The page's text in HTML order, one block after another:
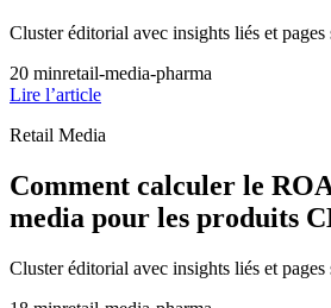
Cluster éditorial avec insights liés et pages
20 minretail-media-pharma
Lire l’article
Retail Media
Comment calculer le
media pour les produits
Cluster éditorial avec insights liés et pages